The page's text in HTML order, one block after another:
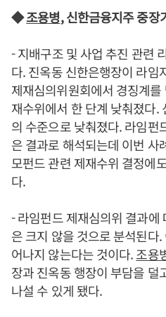
◆조용병, 신한금융지주 중장
- 지배구조 및 사업 추진 관련
다. 진옥동 신한은행장이 라임
제재심의위원회에서 경징계
재수위에서 한 단계 낮춰졌다.
의 수준으로 낮춰졌다. 라임펀
은 결과로 해석되는데 이번 사
모펀드 관련 제재수위 결정에
다.
- 라임펀드 제재심의위 결과에
은 크지 않을 것으로 분석된다
어나지 않는다는 것이다.조용
장과 진옥동 행장이 부담을 덜
나설 수 있게 됐다.